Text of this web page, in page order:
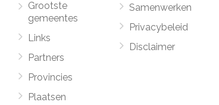
Grootste
gemeentes
Links
Partners
Provincies
Plaatsen
Samenwerken
Privacybeleid
Disclaimer